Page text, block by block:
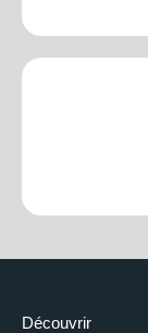
Découvrir